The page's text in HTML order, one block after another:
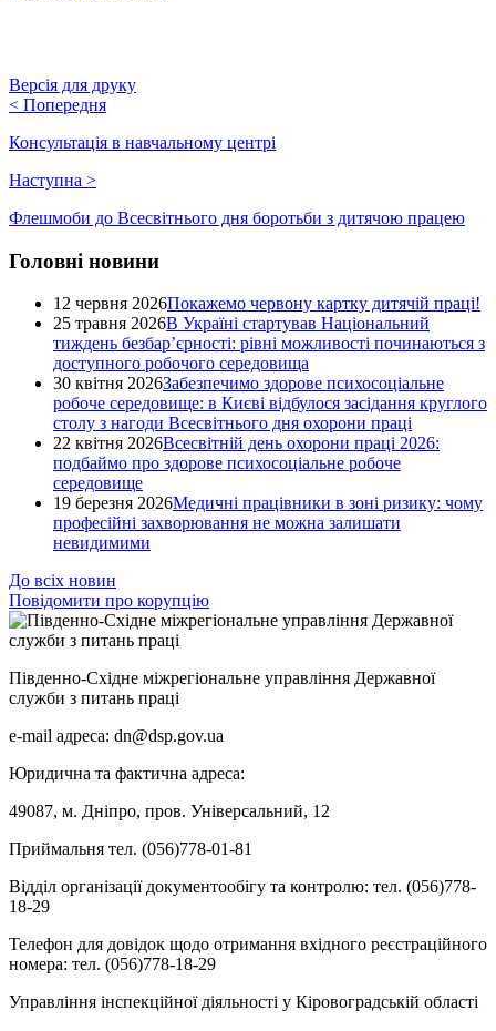
Версія для друку
< Попередня
Консультація в навчальному центрі
Наступна >
Флешмоби до Всесвітнього дня боротьби з дитячою працею
Головні новини
12 червня 2026Покажемо червону картку дитячій праці!
25 травня 2026В Україні стартував Національний
тиждень безбар’єрності: рівні можливості починаються з
доступного робочого середовища
30 квітня 2026Забезпечимо здорове психосоціальне
робоче середовище: в Києві відбулося засідання круглого
столу з нагоди Всесвітнього дня охорони праці
22 квітня 2026Всесвітній день охорони праці 2026:
подбаймо про здорове психосоціальне робоче
середовище
19 березня 2026Медичні працівники в зоні ризику: чому
професійні захворювання не можна залишати
невидимими
До всіх новин
Повідомити про корупцію
Південно-Східне міжрегіональне управління Державної
служби з питань праці
e-mail адреса: dn@dsp.gov.ua
Юридична та фактична адреса:
49087, м. Дніпро, пров. Універсальний, 12
Приймальня тел. (056)778-01-81
Відділ організації документообігу та контролю: тел. (056)778-
18-29
Телефон для довідок щодо отримання вхідного реєстраційного
номера: тел. (056)778-18-29
Управління інспекційної діяльності у Кіровоградській області